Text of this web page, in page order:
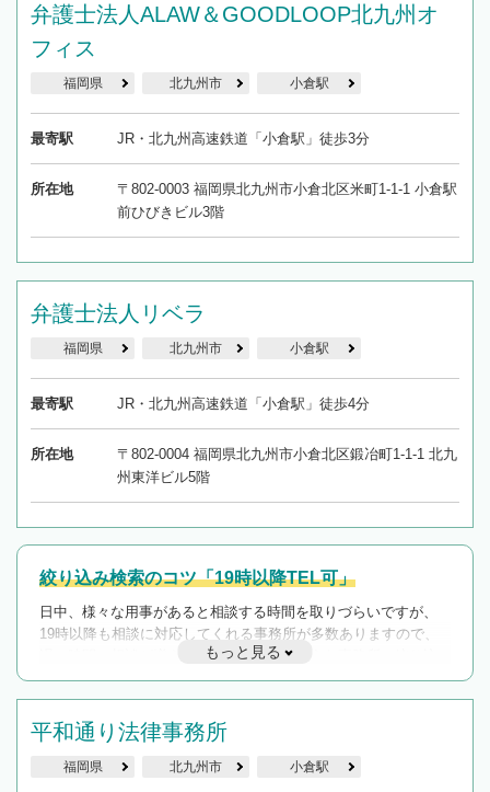
弁護士法人ALAW＆GOODLOOP北九州オ
フィス
福岡県 北九州市 小倉駅
最寄駅 JR・北九州高速鉄道「小倉駅」徒歩3分
所在地
〒802-0003 福岡県北九州市小倉北区米町1-1-1 小倉駅
前ひびきビル3階
弁護士法人リベラ
福岡県 北九州市 小倉駅
最寄駅 JR・北九州高速鉄道「小倉駅」徒歩4分
所在地
〒802-0004 福岡県北九州市小倉北区鍛冶町1-1-1 北九
州東洋ビル5階
絞り込み検索のコツ「19時以降TEL可」
日中、様々な用事があると相談する時間を取りづらいですが、
19時以降も相談に対応してくれる事務所が多数ありますので、
遅い時間の相談が増えそうな場合はそのような事務所に絞り込
んで検索してみましょう。
を加えて再検索
もっと見る
平和通り法律事務所
福岡県 北九州市 小倉駅